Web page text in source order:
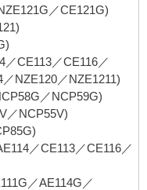
／CE121G)
／CE113／CE116／
NZE120／NZE1211)
／NCP59G)
／NCP55V)
／CE113／CE116／
／AE114G／